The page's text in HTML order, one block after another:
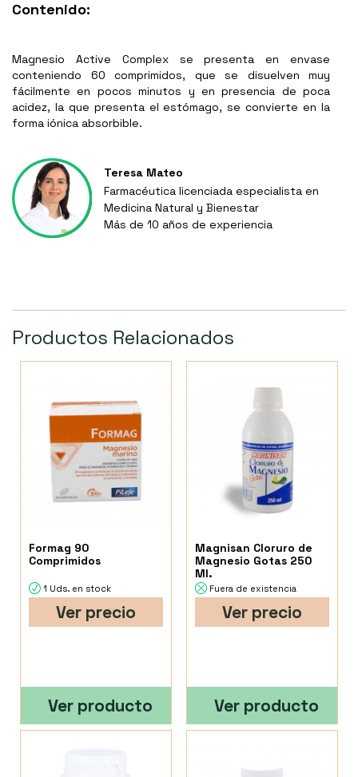
Contenido:
Magnesio Active Complex se presenta en envase
conteniendo 60 comprimidos, que se disuelven muy
fácilmente en pocos minutos y en presencia de poca
acidez, la que presenta el estómago, se convierte en la
forma iónica absorbible.
Teresa Mateo
Farmacéutica licenciada especialista en
Medicina Natural y Bienestar
Más de 10 años de experiencia
Productos Relacionados
Formag 90
Comprimidos
1 Uds. en stock
Ver precio
Ver producto
Magnisan Cloruro de
Magnesio Gotas 250
Ml.
Fuera de existencia
Ver precio
Ver producto